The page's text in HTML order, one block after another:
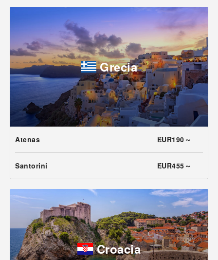
Grecia
Atenas EUR190～
Santorini EUR455～
Croacia